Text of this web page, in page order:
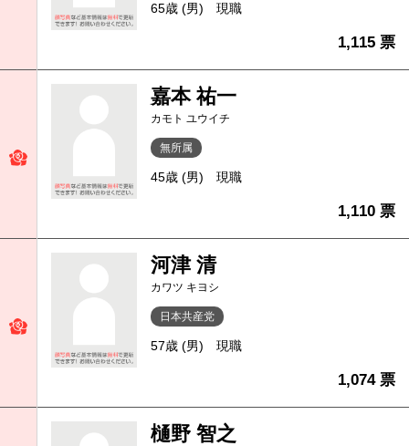
65歳 (男) 現職
1,115 票
嘉本 祐一
カモト ユウイチ
無所属
45歳 (男) 現職
1,110 票
河津 清
カワツ キヨシ
日本共産党
57歳 (男) 現職
1,074 票
樋野 智之